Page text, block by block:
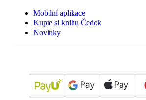
Mobilní aplikace
Kupte si knihu Čedok
Novinky